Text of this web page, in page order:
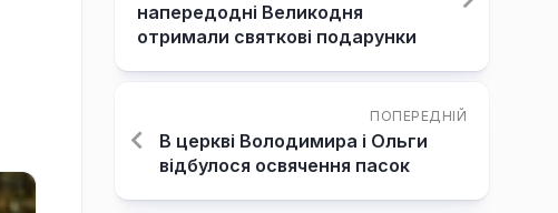
напередодні Великодня
отримали святкові подарунки
ПОПЕРЕДНІЙ
В церкві Володимира і Ольги
відбулося освячення пасок